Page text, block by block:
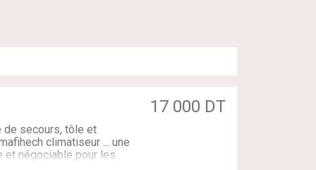
17 000 DT
de secours, tôle et
climatiseur ... une
et négociable pour les